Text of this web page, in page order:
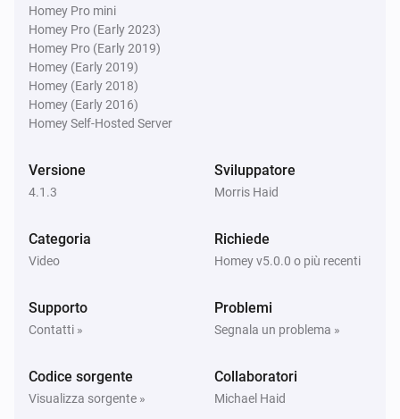
Impostazioni generali
Disattiva il volume
Impostazioni generali
Riattiva il volume
Attiva o disattiva il volume disattivato
Cambia Input
Homey Pro mini
Homey Pro (Early 2023)
Homey Pro (Early 2019)
Homey (Early 2019)
Homey (Early 2018)
Homey (Early 2016)
Homey Self-Hosted Server
Versione
4.1.3
Sviluppatore
Morris Haid
Categoria
Video
Richiede
Homey v5.0.0 o più recenti
Supporto
Contatti »
Problemi
Segnala un problema »
Codice sorgente
Visualizza sorgente »
Collaboratori
Michael Haid